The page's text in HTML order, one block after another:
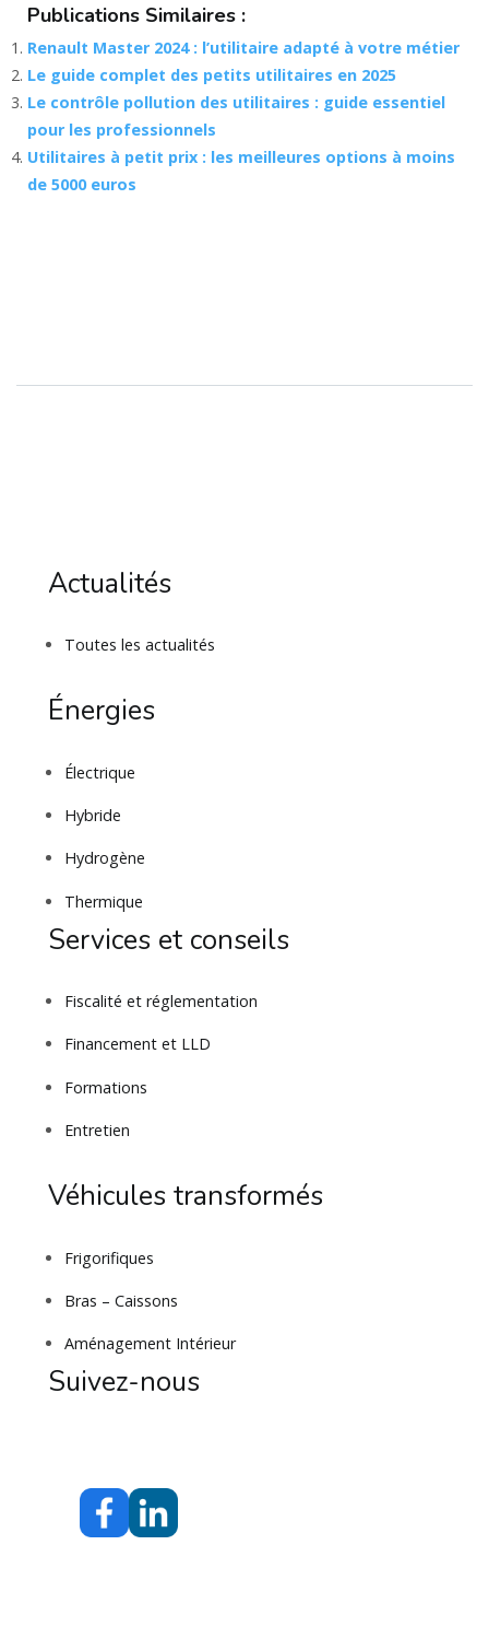
Publications Similaires :
Renault Master 2024 : l’utilitaire adapté à votre métier
Le guide complet des petits utilitaires en 2025
Le contrôle pollution des utilitaires : guide essentiel
pour les professionnels
Utilitaires à petit prix : les meilleures options à moins
de 5000 euros
Actualités
Toutes les actualités
Énergies
Électrique
Hybride
Hydrogène
Thermique
Services et conseils
Fiscalité et réglementation
Financement et LLD
Formations
Entretien
Véhicules transformés
Frigorifiques
Bras – Caissons
Aménagement Intérieur
Suivez-nous